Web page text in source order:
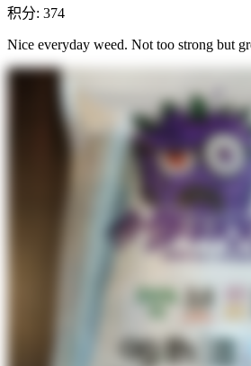
积分: 374
Nice everyday weed. Not too strong but